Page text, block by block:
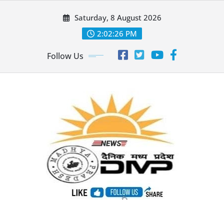
Saturday, 8 August 2026
2:02:28 PM
Follow Us